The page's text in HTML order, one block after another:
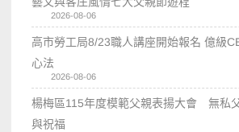
2026-08-06
高市勞工局8/23職人講座開始報名 億級
心法
2026-08-06
楊梅區115年度模範父親表揚大會 無私
與祝福